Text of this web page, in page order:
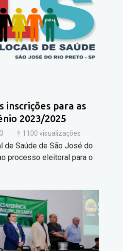
inscrições para as
2023/2025
1100 visualizações
de Saúde de São José do
processo eleitoral para o